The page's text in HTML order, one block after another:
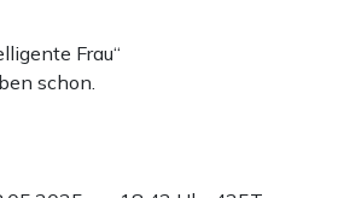
Frau“
schon.